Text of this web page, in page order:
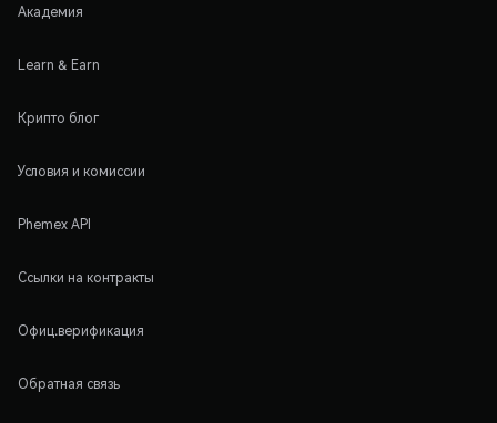
Академия
Learn & Earn
Крипто блог
Условия и комиссии
Phemex API
Ссылки на контракты
Офиц.верификация
Обратная связь